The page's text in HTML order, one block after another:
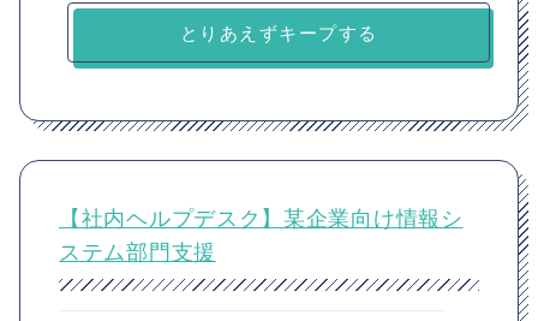
とりあえずキープする
【社内ヘルプデスク】某企業向け情報シ
ステム部門支援